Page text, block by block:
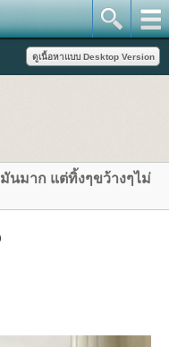
นมาก แต่ทิ้งๆขว้างๆไม่